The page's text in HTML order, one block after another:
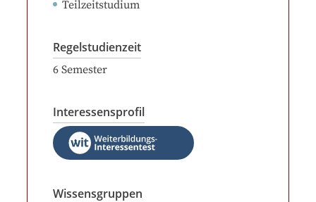
Teilzeitstudium
Regelstudienzeit
6 Semester
Interessensprofil
Wissensgruppen